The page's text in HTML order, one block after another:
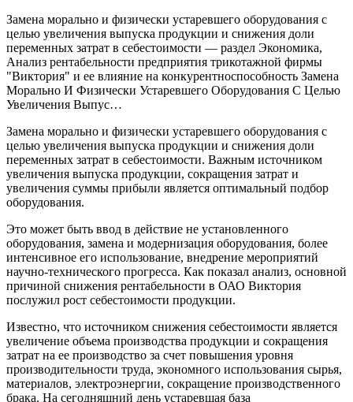
Замена морально и физически устаревшего оборудования с
целью увеличения выпуска продукции и снижения доли
переменных затрат в себестоимости — раздел Экономика,
Анализ рентабельности предприятия трикотажной фирмы
"Виктория" и ее влияние на конкурентноспособность Замена
Морально И Физически Устаревшего Оборудования С Целью
Увеличения Выпус…
Замена морально и физически устаревшего оборудования с
целью увеличения выпуска продукции и снижения доли
переменных затрат в себестоимости. Важным источником
увеличения выпуска продукции, сокращения затрат и
увеличения суммы прибыли является оптимальный подбор
оборудования.
Это может быть ввод в действие не установленного
оборудования, замена и модернизация оборудования, более
интенсивное его использование, внедрение мероприятий
научно-технического прогресса. Как показал анализ, основной
причиной снижения рентабельности в ОАО Виктория
послужил рост себестоимости продукции.
Известно, что источником снижения себестоимости является
увеличение объема производства продукции и сокращения
затрат на ее производство за счет повышения уровня
производительности труда, экономного использования сырья,
материалов, электроэнергии, сокращение производственного
брака. На сегодняшний день устаревшая база